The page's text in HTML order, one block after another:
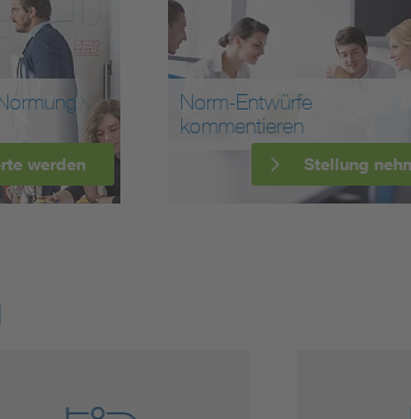
werden
Norm-Entwürfe
kommentieren
Stellung